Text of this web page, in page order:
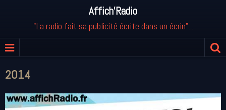
Affich'Radio
"La radio fait sa publicité écrite dans un écrin"...
2014